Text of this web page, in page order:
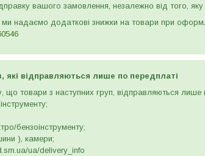
вашого замовлення, незалежно від того,
ми надаємо додаткові знижки на товари при
які відправляються лише по передплаті
що товари з наступних груп, відправляються лише
бензоінструменту;
), камери;
ua/delivery_info